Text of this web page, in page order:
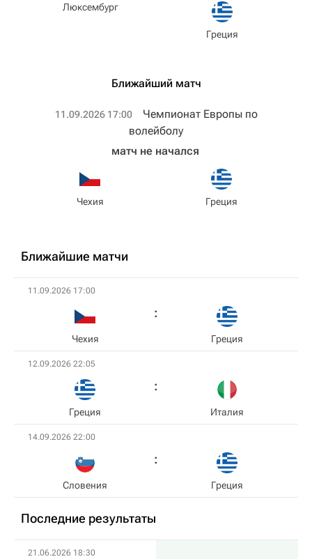
Люксембург
Греция
Ближайший матч
11.09.2026 17:00
Чемпионат Европы по
волейболу
Чехия
матч не начался
Греция
Ближайшие матчи
11.09.2026 17:00
Чехия Греция
12.09.2026 22:05
Греция Италия
14.09.2026 22:00
Словения Греция
Последние результаты
21.06.2026 18:30